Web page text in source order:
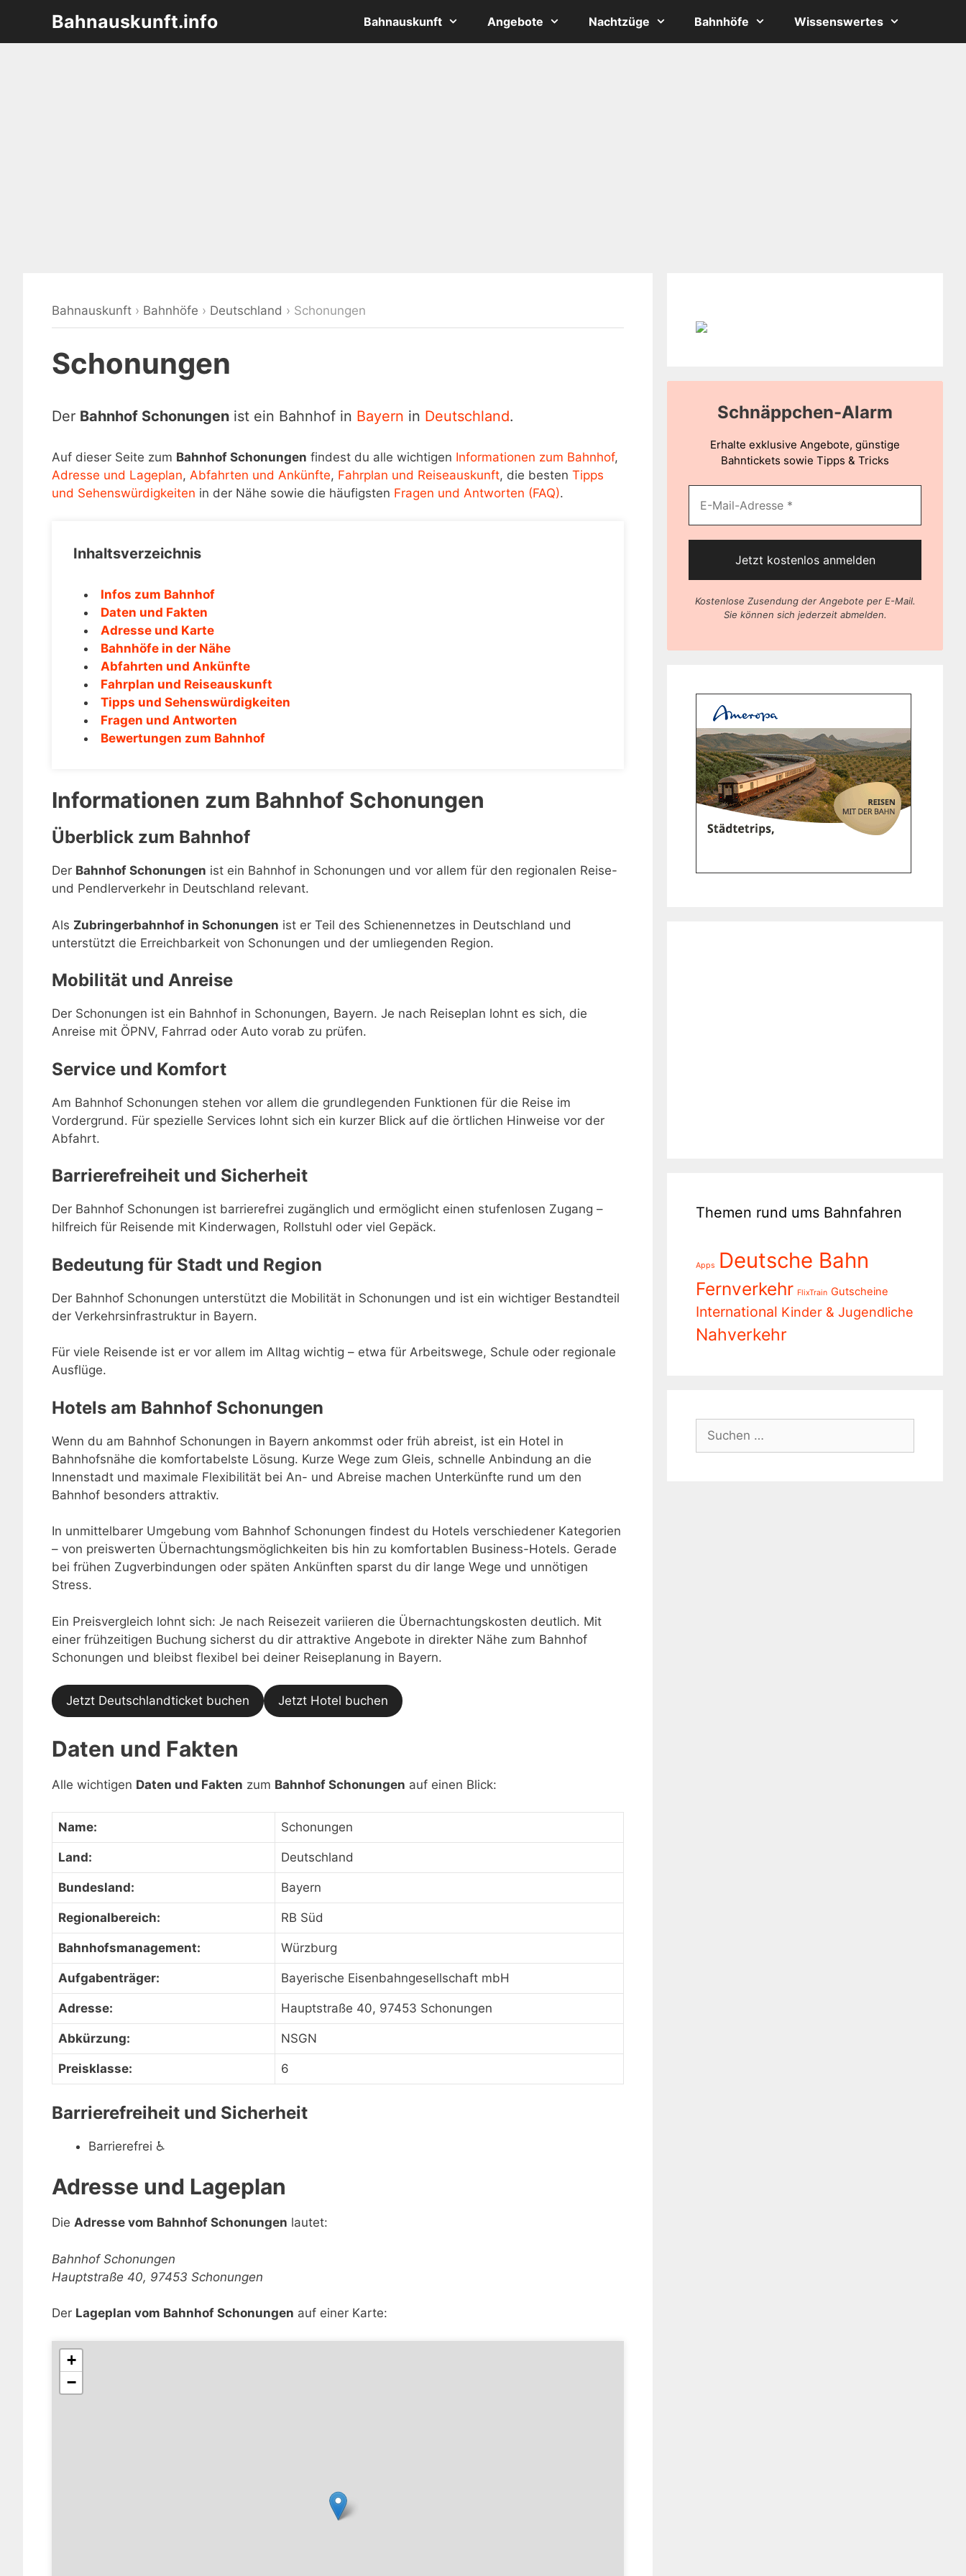
springen
Bahnauskunft.info Bahnauskunft Angebote Nachtzüge Bahnhöfe Wissenswertes
Bahnauskunft › Bahnhöfe › Deutschland › Schonungen
Schonungen
Der Bahnhof Schonungen ist ein Bahnhof in Bayern in Deutschland.
Auf dieser Seite zum Bahnhof Schonungen findest du alle wichtigen Informationen zum Bahnhof,
Adresse und Lageplan, Abfahrten und Ankünfte, Fahrplan und Reiseauskunft, die besten Tipps
und Sehenswürdigkeiten in der Nähe sowie die häufigsten Fragen und Antworten (FAQ).
Inhaltsverzeichnis
Infos zum Bahnhof
Daten und Fakten
Adresse und Karte
Bahnhöfe in der Nähe
Abfahrten und Ankünfte
Fahrplan und Reiseauskunft
Tipps und Sehenswürdigkeiten
Fragen und Antworten
Bewertungen zum Bahnhof
Informationen zum Bahnhof Schonungen
Überblick zum Bahnhof
Der Bahnhof Schonungen ist ein Bahnhof in Schonungen und vor allem für den regionalen Reise-
und Pendlerverkehr in Deutschland relevant.
Als Zubringerbahnhof in Schonungen ist er Teil des Schienennetzes in Deutschland und
unterstützt die Erreichbarkeit von Schonungen und der umliegenden Region.
Mobilität und Anreise
Der Schonungen ist ein Bahnhof in Schonungen, Bayern. Je nach Reiseplan lohnt es sich, die
Anreise mit ÖPNV, Fahrrad oder Auto vorab zu prüfen.
Service und Komfort
Am Bahnhof Schonungen stehen vor allem die grundlegenden Funktionen für die Reise im
Vordergrund. Für spezielle Services lohnt sich ein kurzer Blick auf die örtlichen Hinweise vor der
Abfahrt.
Barrierefreiheit und Sicherheit
Der Bahnhof Schonungen ist barrierefrei zugänglich und ermöglicht einen stufenlosen Zugang –
hilfreich für Reisende mit Kinderwagen, Rollstuhl oder viel Gepäck.
Bedeutung für Stadt und Region
Der Bahnhof Schonungen unterstützt die Mobilität in Schonungen und ist ein wichtiger Bestandteil
der Verkehrsinfrastruktur in Bayern.
Für viele Reisende ist er vor allem im Alltag wichtig – etwa für Arbeitswege, Schule oder regionale
Ausflüge.
Hotels am Bahnhof Schonungen
Wenn du am Bahnhof Schonungen in Bayern ankommst oder früh abreist, ist ein Hotel in
Bahnhofsnähe die komfortabelste Lösung. Kurze Wege zum Gleis, schnelle Anbindung an die
Innenstadt und maximale Flexibilität bei An- und Abreise machen Unterkünfte rund um den
Bahnhof besonders attraktiv.
In unmittelbarer Umgebung vom Bahnhof Schonungen findest du Hotels verschiedener Kategorien
– von preiswerten Übernachtungsmöglichkeiten bis hin zu komfortablen Business-Hotels. Gerade
bei frühen Zugverbindungen oder späten Ankünften sparst du dir lange Wege und unnötigen
Stress.
Ein Preisvergleich lohnt sich: Je nach Reisezeit variieren die Übernachtungskosten deutlich. Mit
einer frühzeitigen Buchung sicherst du dir attraktive Angebote in direkter Nähe zum Bahnhof
Schonungen und bleibst flexibel bei deiner Reiseplanung in Bayern.
Jetzt Deutschlandticket buchen Jetzt Hotel buchen
Daten und Fakten
Alle wichtigen Daten und Fakten zum Bahnhof Schonungen auf einen Blick:
Name: Schonungen
Land: Deutschland
Bundesland: Bayern
Regionalbereich: RB Süd
Bahnhofsmanagement: Würzburg
Aufgabenträger: Bayerische Eisenbahngesellschaft mbH
Adresse: Hauptstraße 40, 97453 Schonungen
Abkürzung: NSGN
Preisklasse: 6
Barrierefreiheit und Sicherheit
Barrierefrei ♿
Adresse und Lageplan
Die Adresse vom Bahnhof Schonungen lautet:
Bahnhof Schonungen
Hauptstraße 40, 97453 Schonungen
Der Lageplan vom Bahnhof Schonungen auf einer Karte:
+
−
Schnäppchen-Alarm
Erhalte exklusive Angebote, günstige
Bahntickets sowie Tipps & Tricks
Kostenlose Zusendung der Angebote per E-Mail.
Sie können sich jederzeit abmelden.
Themen rund ums Bahnfahren
Apps Deutsche Bahn
Fernverkehr FlixTrain Gutscheine
International Kinder & Jugendliche
Nahverkehr
nach: